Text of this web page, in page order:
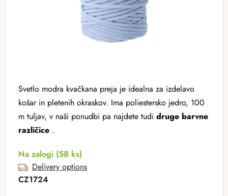
Svetlo modra kvačkana preja je idealna za izdelavo
košar in pletenih okraskov. Ima poliestersko jedro, 100
m tuljav, v naši ponudbi pa najdete tudi druge barvne
različice .
Na zalogi (58 ks)
Delivery options
CZ1724